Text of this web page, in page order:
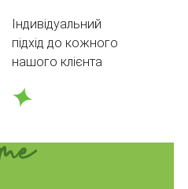
Індивідуальний
підхід до кожного
нашого клієнта